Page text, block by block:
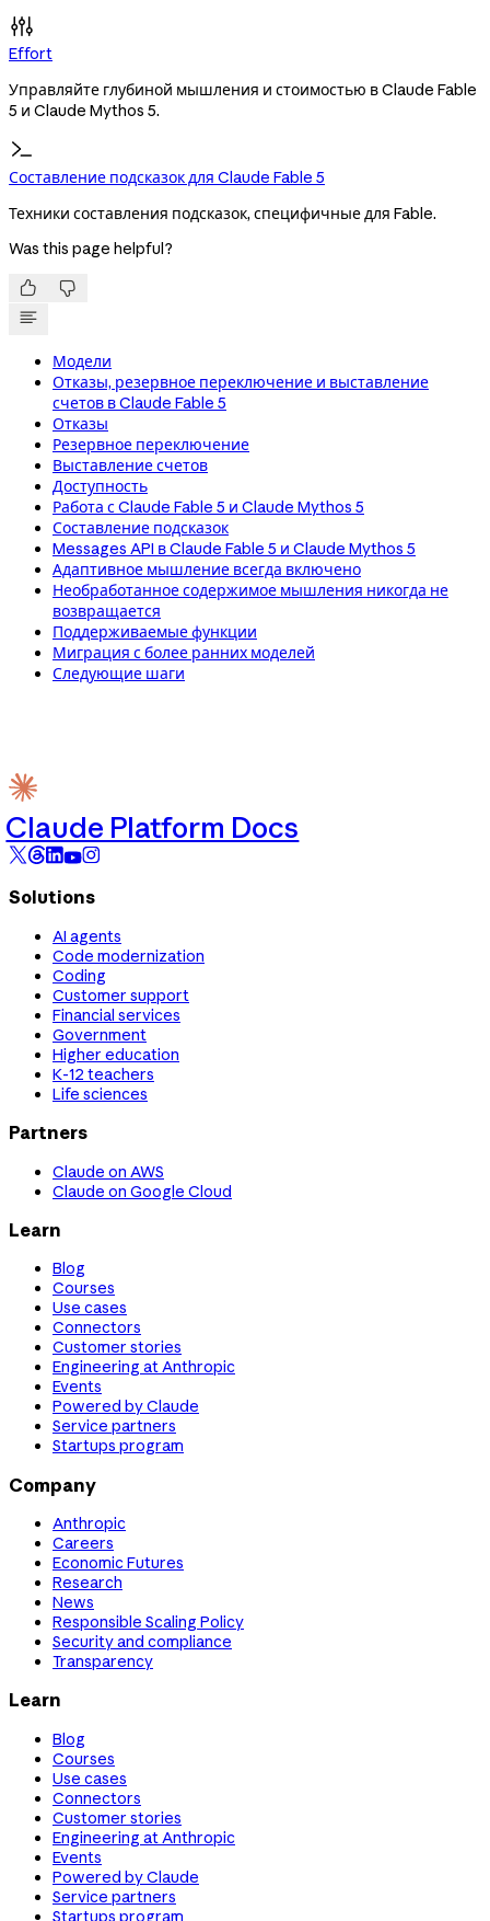
Effort
Управляйте глубиной мышления и стоимостью в Claude Fable
5 и Claude Mythos 5.
Составление подсказок для Claude Fable 5
Техники составления подсказок, специфичные для Fable.
Was this page helpful?
 
Модели
Отказы, резервное переключение и выставление
счетов в Claude Fable 5
Отказы
Резервное переключение
Выставление счетов
Доступность
Работа с Claude Fable 5 и Claude Mythos 5
Составление подсказок
Messages API в Claude Fable 5 и Claude Mythos 5
Адаптивное мышление всегда включено
Необработанное содержимое мышления никогда не
возвращается
Поддерживаемые функции
Миграция с более ранних моделей
Следующие шаги
Claude Platform Docs
Solutions
AI agents
Code modernization
Coding
Customer support
Financial services
Government
Higher education
K-12 teachers
Life sciences
Partners
Claude on AWS
Claude on Google Cloud
Learn
Blog
Courses
Use cases
Connectors
Customer stories
Engineering at Anthropic
Events
Powered by Claude
Service partners
Startups program
Company
Anthropic
Careers
Economic Futures
Research
News
Responsible Scaling Policy
Security and compliance
Transparency
Learn
Blog
Courses
Use cases
Connectors
Customer stories
Engineering at Anthropic
Events
Powered by Claude
Service partners
Startups program